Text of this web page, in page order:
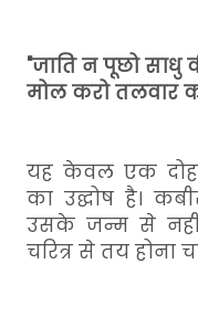
"जाति न पूछो साधु
मोल करो तलवार
यह केवल एक दोहा
का उद्घोष है।
उसके जन्म से
चरित्र से तय होना